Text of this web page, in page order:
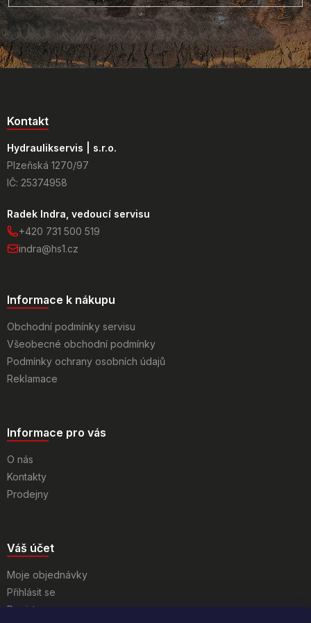
Kontakt
Hydraulikservis | s.r.o.
Plzeňská 1270/97
IČ: 25374958
Radek Indra, vedoucí servisu
+420 731 500 519
indra@hs1.cz
Informace k nákupu
Obchodní podmínky servisu
Všeobecné obchodní podmínky
Podmínky ochrany osobních údajů
Reklamace
Informace pro vás
O nás
Kontakty
Prodejny
Váš účet
Moje objednávky
Přihlásit se
Registrace